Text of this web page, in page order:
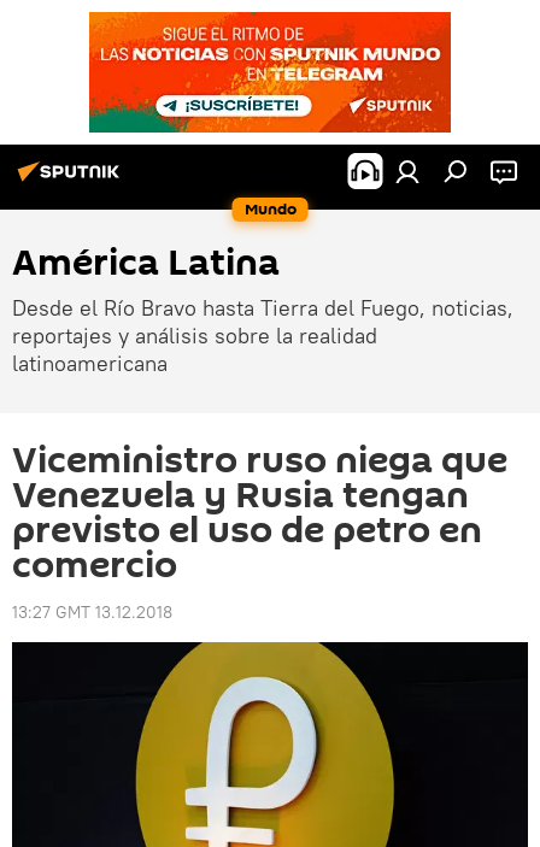
Mundo
América Latina
Desde el Río Bravo hasta Tierra del Fuego, noticias,
reportajes y análisis sobre la realidad
latinoamericana
Viceministro ruso niega que
Venezuela y Rusia tengan
previsto el uso de petro en
comercio
13:27 GMT 13.12.2018